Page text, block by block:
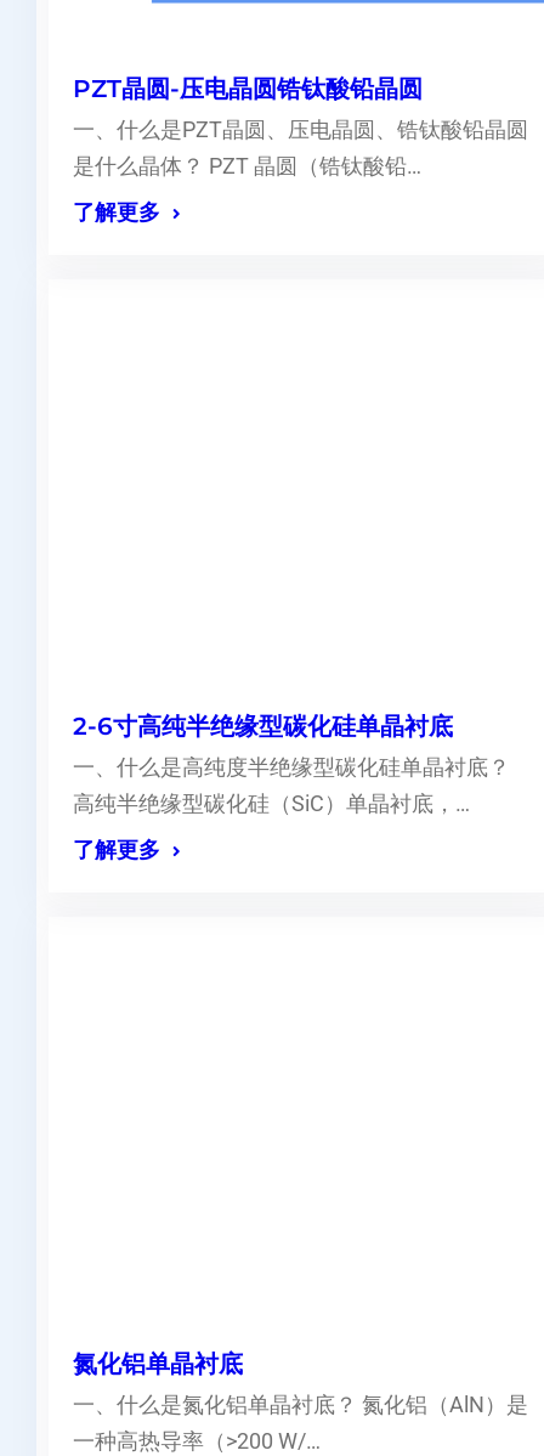
PZT晶圆-压电晶圆锆钛酸铅晶圆
一、什么是PZT晶圆、压电晶圆、锆钛酸铅晶圆
是什么晶体？ PZT 晶圆（锆钛酸铅…
了解更多
2-6寸高纯半绝缘型碳化硅单晶衬底
一、什么是高纯度半绝缘型碳化硅单晶衬底？
高纯半绝缘型碳化硅（SiC）单晶衬底，…
了解更多
氮化铝单晶衬底
一、什么是氮化铝单晶衬底？ 氮化铝（AlN）是
一种高热导率（>200 W/…